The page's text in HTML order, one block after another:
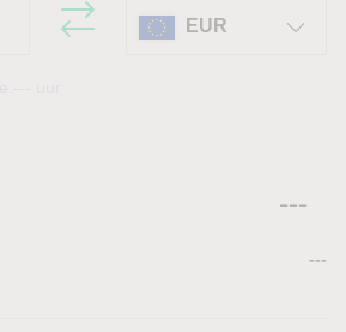
EUR
---
---